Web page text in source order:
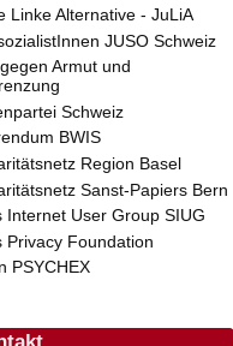
Linke Alternative - JuLiA
JUSO Schweiz
Armut und
Schweiz
BWIS
Region Basel
Sanst-Papiers Bern
Internet User Group SIUG
Privacy Foundation
PSYCHEX